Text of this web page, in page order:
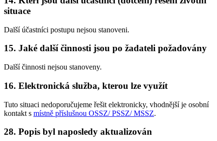
situace
Další účastníci postupu nejsou stanoveni.
15. Jaké další činnosti jsou po žadateli požadovány
Další činnosti nejsou stanoveny.
16. Elektronická služba, kterou lze využít
Tuto situaci nedoporučujeme řešit elektronicky, vhodnější je osobní
kontakt s místně příslušnou OSSZ/ PSSZ/ MSSZ.
28. Popis byl naposledy aktualizován